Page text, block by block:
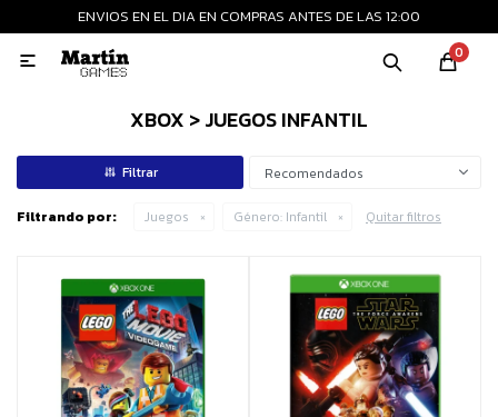
ENVIOS EN EL DIA EN COMPRAS ANTES DE LAS 12:00
0

XBOX > JUEGOS INFANTIL
Recomendados
Filtrando por: Juegos Género: Infantil Quitar filtros
MI CUENTA
Consolas nuevas
Juegos